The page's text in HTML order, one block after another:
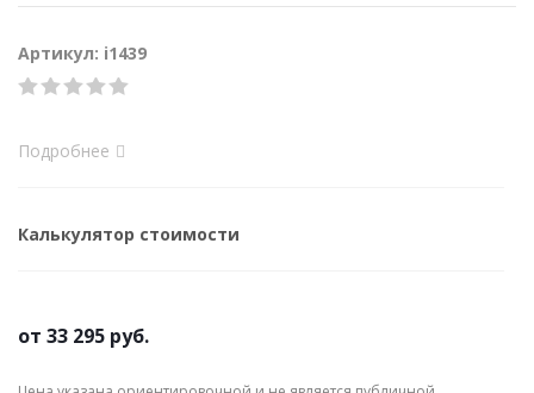
Артикул: i1439
Подробнее
Калькулятор стоимости
от 33 295 руб.